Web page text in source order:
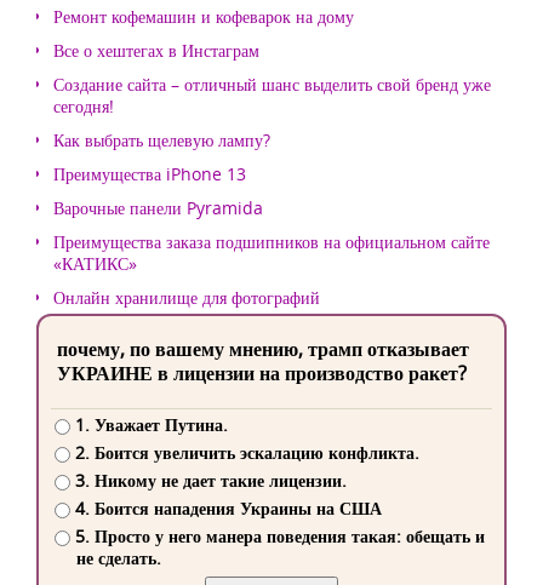
Ремонт кофемашин и кофеварок на дому
Все о хештегах в Инстаграм
Создание сайта – отличный шанс выделить свой бренд уже
сегодня!
Как выбрать щелевую лампу?
Преимущества iPhone 13
Варочные панели Pyramida
Преимущества заказа подшипников на официальном сайте
«КАТИКС»
Онлайн хранилище для фотографий
почему, по вашему мнению, трамп отказывает
УКРАИНЕ в лицензии на производство ракет?
1. Уважает Путина.
2. Боится увеличить эскалацию конфликта.
3. Никому не дает такие лицензии.
4. Боится нападения Украины на США
5. Просто у него манера поведения такая: обещать и
не сделать.